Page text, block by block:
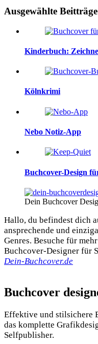
Widgets
Ausgewählte Beitträge
Kinderbuch:
Kölnkrimi
Nebo Notiz-App
Buchcover-Design
Dein Buchcover
Hallo, du befindest dich
ansprechende und
Genres. Besuche für
Buchcover-Designer für
Dein-Buchcover.de
Buchcover
Effektive und stilsichere
das komplette
Selfpublisher.